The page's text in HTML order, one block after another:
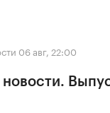
06 авг, 22:00
новости.